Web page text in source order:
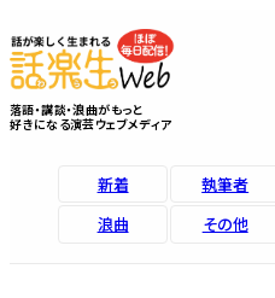
落語・講談・浪曲がもっと
好きになる演芸ウェブメディア
新着 執筆者
浪曲
その他